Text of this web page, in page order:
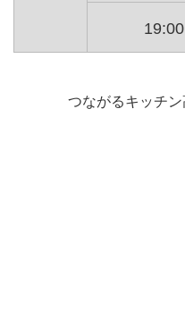
19:00
つながるキッチン